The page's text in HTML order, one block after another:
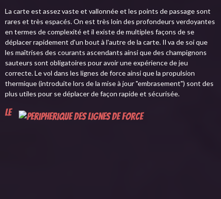
La carte est assez vaste et vallonnée et les points de passage sont
rares et très espacés. On est très loin des profondeurs verdoyantes
en termes de complexité et il existe de multiples façons de se
déplacer rapidement d'un bout à l'autre de la carte. Il va de soi que
les maîtrises des courants ascendants ainsi que des champignons
sauteurs sont obligatoires pour avoir une expérience de jeu
correcte. Le vol dans les lignes de force ainsi que la propulsion
thermique (introduite lors de la mise à jour "embrasement") sont des
plus utiles pour se déplacer de façon rapide et sécurisée.
Le